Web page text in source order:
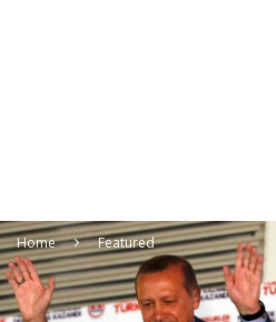
Home Featured